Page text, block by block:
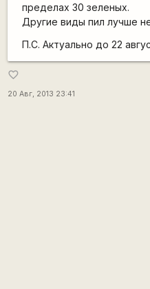
пределах 30 зеленых.
Другие виды пил лучше
П.С. Актуально до 22
favorite_border
20 Авг, 2013 23:41